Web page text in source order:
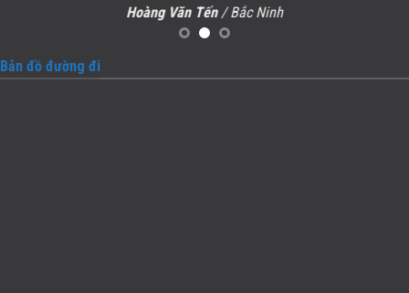
Hoàng Văn Tến / Bắc Ninh
Bản đồ đường đi